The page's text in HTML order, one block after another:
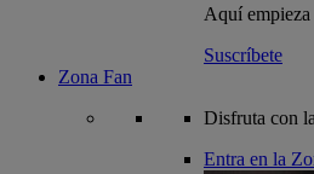
Aquí
Suscríbete
Zona Fan
Disfruta con
Entra en la